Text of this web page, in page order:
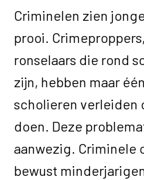
Criminelen zien
prooi.
ronselaars die rond
zijn, hebben maar
scholieren verleiden
doen. Deze
aanwezig. Criminele
bewust